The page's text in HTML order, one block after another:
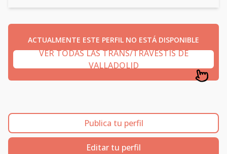
ACTUALMENTE ESTE PERFIL NO ESTÁ DISPONIBLE
VER TODAS LAS TRANS/TRAVESTIS DE
VALLADOLID
Publica tu perfil
Editar tu perfil